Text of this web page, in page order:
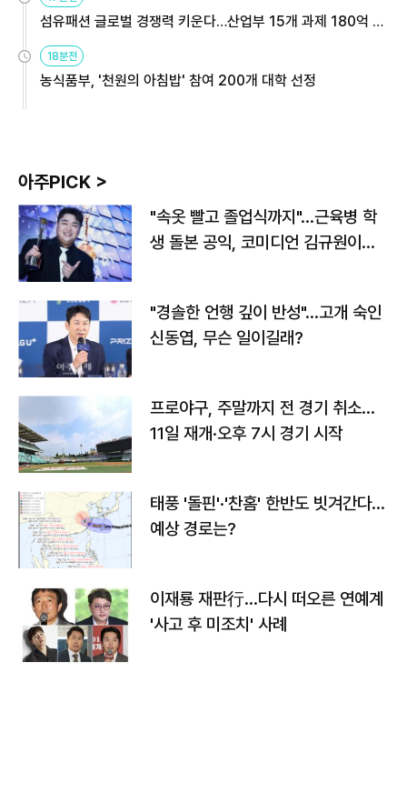
섬유패션 글로벌 경쟁력 키운다…산업부 15개 과제 180억 지
원
18분전
농식품부, '천원의 아침밥' 참여 200개 대학 선정
아주PICK >
"속옷 빨고 졸업식까지"…근육병 학
생 돌본 공익, 코미디언 김규원이었
"경솔한 언행 깊이 반성"…고개 숙인
신동엽, 무슨 일이길래?
프로야구, 주말까지 전 경기 취소…
11일 재개·오후 7시 경기 시작
태풍 '돌핀'·'찬홈' 한반도 빗겨간다…
예상 경로는?
이재룡 재판行…다시 떠오른 연예계
'사고 후 미조치' 사례